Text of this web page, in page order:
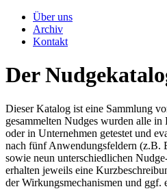
Über uns
Archiv
Kontakt
Der
Dieser Katalog ist eine Sammlung
gesammelten Nudges wurden alle
oder in Unternehmen getestet und
nach fünf Anwendungsfeldern (z.B.
sowie neun unterschiedlichen
erhalten jeweils eine
der Wirkungsmechanismen und ggf.